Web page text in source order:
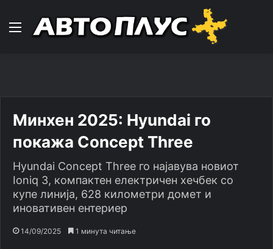
Навигација
Минхен 2025: Hyundai го
покажа Concept Three
Hyundai Concept Three го најавува новиот
Ioniq 3, компактен електричен хечбек со
купе линија, 628 километри домет и
иновативен ентериер
14/09/2025 1 минута читање